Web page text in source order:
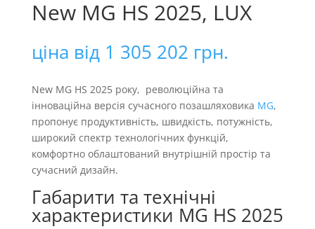
New MG HS 2025, LUX
ціна від 1 305 202 грн.
New MG HS 2025 року, революційна та
інноваційна версія сучасного позашляховика MG,
пропонує продуктивність, швидкість, потужність,
широкий спектр технологічних функцій,
комфортно облаштований внутрішній простір та
сучасний дизайн.
Габарити та технічні
характеристики MG HS 2025